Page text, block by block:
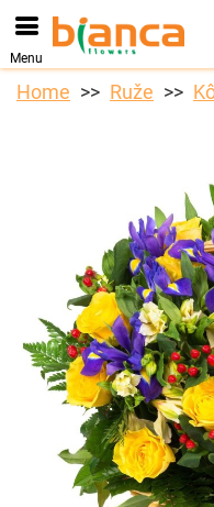
Menu
Home Ruže